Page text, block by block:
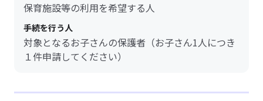
保育施設等の利用を希望する人
手続を行う人
対象となるお子さんの保護者（お子さん1人につき
１件申請してください）